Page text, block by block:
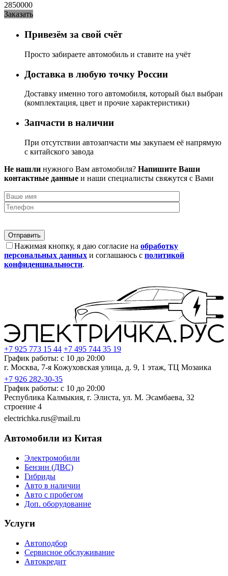
2850000
Заказать
Привезём за свой счёт
Просто забираете автомобиль и ставите на учёт
Доставка в любую точку России
Доставку именно того автомобиля, который был выбран
(комплектация, цвет и прочие характеристики)
Запчасти в наличии
При отсутствии автозапчасти мы закупаем её напрямую
с китайского завода
Не нашли нужного Вам автомобиля? Напишите Ваши
контактные данные и наши специалисты свяжутся с Вами
Нажимая кнопку, я даю согласие на обработку
персональных данных и соглашаюсь с политикой
конфиденциальности.
+7 925 773 15 44 +7 495 744 35 19
График работы: с 10 до 20:00
г. Москва, 7-я Кожуховская улица, д. 9, 1 этаж, ТЦ Мозаика
+7 926 282-30-35
График работы: с 10 до 20:00
Республика Калмыкия, г. Элиста, ул. М. Эсамбаева, 32
строение 4
electrichka.rus@mail.ru
Автомобили из Китая
Электромобили
Бензин (ДВС)
Гибриды
Авто в наличии
Авто с пробегом
Доп. оборудование
Услуги
Автоподбор
Сервисное обслуживание
Автокредит